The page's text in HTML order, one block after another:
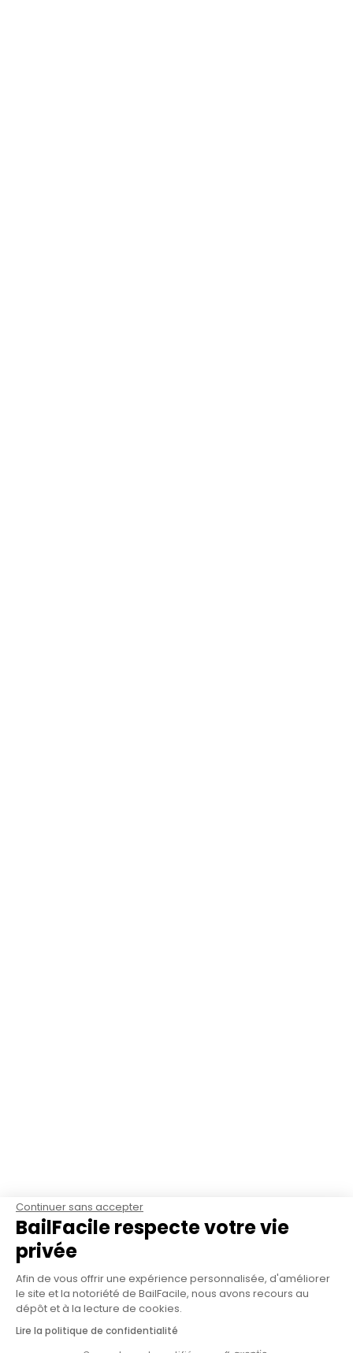
Continuer sans accepter
BailFacile respecte votre vie
privée
Afin de vous offrir une expérience personnalisée, d'améliorer
le site et la notoriété de BailFacile, nous avons recours au
dépôt et à la lecture de cookies.
Lire la politique de confidentialité